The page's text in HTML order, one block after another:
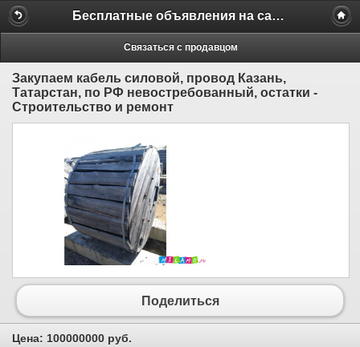
Бесплатные объявления на сайте MILAMO.ru
Связаться с продавцом
Закупаем кабель силовой, провод Казань,
Татарстан, по РФ невостребованный, остатки -
Строительство и ремонт
Поделиться
Цена: 100000000 руб.